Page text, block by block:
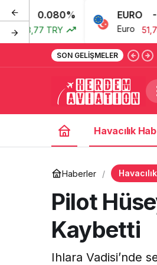
0.080%
TRY
EURO -
Euro 51,74
SON GELIŞMELER
Havacılık
Haberler
Pilot
Kaybetti
Ihlara Vadisi’nde